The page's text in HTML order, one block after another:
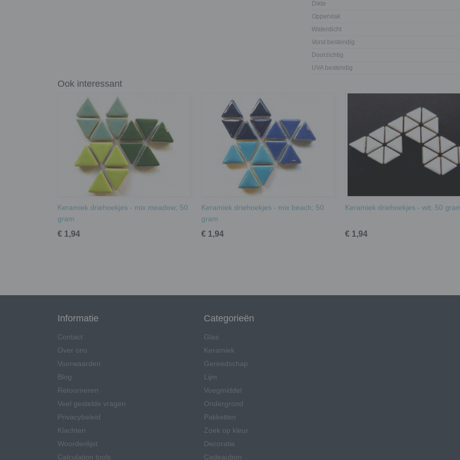
Dikte
Oppervlak
Waterdicht
Vorst bestendig
Doorzichtig
UVA bestendig
Ook interessant
Keramiek driehoekjes - mix meadow; 50
gram
€ 1,94
Keramiek driehoekjes - mix beach; 50
gram
€ 1,94
Keramiek driehoekjes - wit; 50
€ 1,94
Informatie
Contact
Over ons
Voorwaarden
Blog
Retourneren
Veel gestelde vragen
Privacybeleid
Klachten
Woordenlijst
Calculation tools
Categorieën
Glas
Keramiek
Gereedschap
Lijm
Voegmiddel
Ondergrond
Pakketten
Zoek op kleur
Decoratie
Cadeaubon